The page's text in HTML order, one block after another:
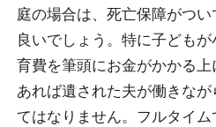
庭の場合は、死亡保障がつ
良いでしょう。特に子ども
育費を筆頭にお金がかかる
あれば遺された夫が働きなが
てはなりません。フルタイ